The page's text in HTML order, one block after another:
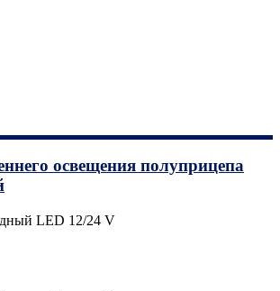
освещения полуприцепа
LED 12/24 V